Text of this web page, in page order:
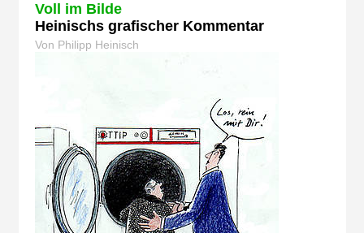
Voll im Bilde
Heinischs grafischer Kommentar
Von Philipp Heinisch